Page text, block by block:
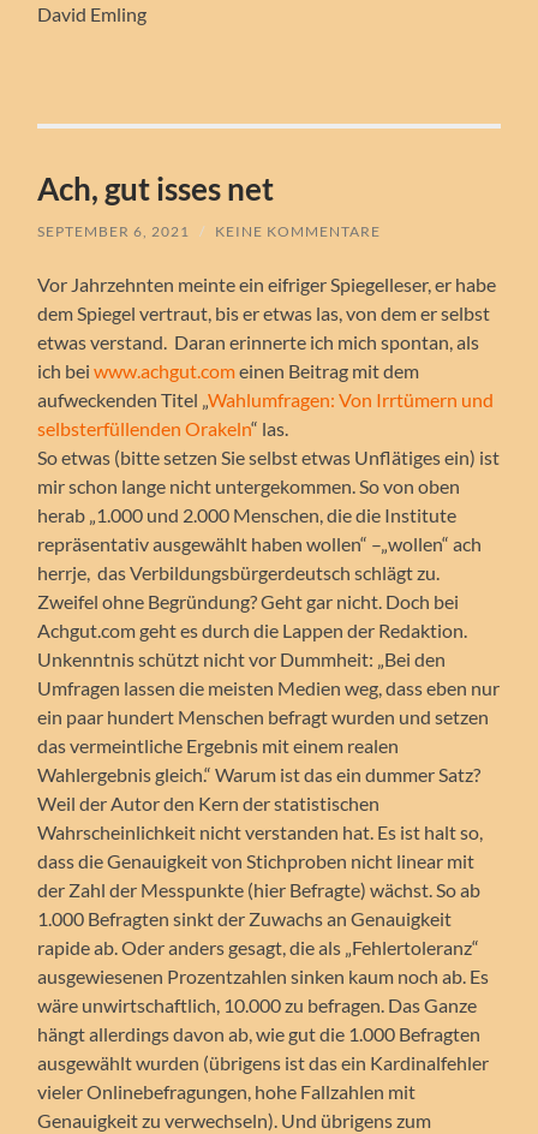
David Emling
Ach, gut isses net
SEPTEMBER 6, 2021 / KEINE KOMMENTARE
Vor Jahrzehnten meinte ein eifriger Spiegelleser, er habe
dem Spiegel vertraut, bis er etwas las, von dem er selbst
etwas verstand. Daran erinnerte ich mich spontan, als
ich beiwww.achgut.comeinen Beitrag mit dem
aufweckenden Titel „Wahlumfragen: Von Irrtümern und
selbsterfüllenden Orakeln“ las.
So etwas (bitte setzen Sie selbst etwas Unflätiges ein) ist
mir schon lange nicht untergekommen. So von oben
herab „1.000 und 2.000 Menschen, die die Institute
repräsentativ ausgewählt haben wollen“ –„wollen“ ach
herrje, das Verbildungsbürgerdeutsch schlägt zu.
Zweifel ohne Begründung? Geht gar nicht. Doch bei
Achgut.com geht es durch die Lappen der Redaktion.
Unkenntnis schützt nicht vor Dummheit: „Bei den
Umfragen lassen die meisten Medien weg, dass eben nur
ein paar hundert Menschen befragt wurden und setzen
das vermeintliche Ergebnis mit einem realen
Wahlergebnis gleich.“ Warum ist das ein dummer Satz?
Weil der Autor den Kern der statistischen
Wahrscheinlichkeit nicht verstanden hat. Es ist halt so,
dass die Genauigkeit von Stichproben nicht linear mit
der Zahl der Messpunkte (hier Befragte) wächst. So ab
1.000 Befragten sinkt der Zuwachs an Genauigkeit
rapide ab. Oder anders gesagt, die als „Fehlertoleranz“
ausgewiesenen Prozentzahlen sinken kaum noch ab. Es
wäre unwirtschaftlich, 10.000 zu befragen. Das Ganze
hängt allerdings davon ab, wie gut die 1.000 Befragten
ausgewählt wurden (übrigens ist das ein Kardinalfehler
vieler Onlinebefragungen, hohe Fallzahlen mit
Genauigkeit zu verwechseln). Und übrigens zum